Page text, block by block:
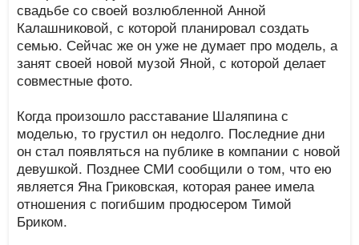
свадьбе со своей возлюбленной Анной
Калашниковой, с которой планировал создать
семью. Сейчас же он уже не думает про модель, а
занят своей новой музой Яной, с которой делает
совместные фото.
Когда произошло расставание Шаляпина с
моделью, то грустил он недолго. Последние дни
он стал появляться на публике в компании с новой
девушкой. Позднее СМИ сообщили о том, что ею
является Яна Гриковская, которая ранее имела
отношения с погибшим продюсером Тимой
Бриком.